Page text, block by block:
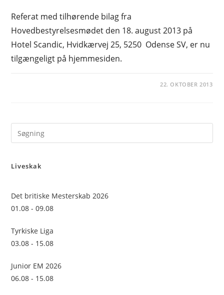
Referat med tilhørende bilag fra
Hovedbestyrelsesmødet den 18. august 2013 på
Hotel Scandic, Hvidkærvej 25, 5250 Odense SV, er nu
tilgængeligt på hjemmesiden.
22. OKTOBER 2013
Liveskak
Det britiske Mesterskab 2026
01.08 - 09.08
Tyrkiske Liga
03.08 - 15.08
Junior EM 2026
06.08 - 15.08